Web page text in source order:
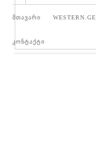
მთავარი WESTERN.GE
კონტაქტი